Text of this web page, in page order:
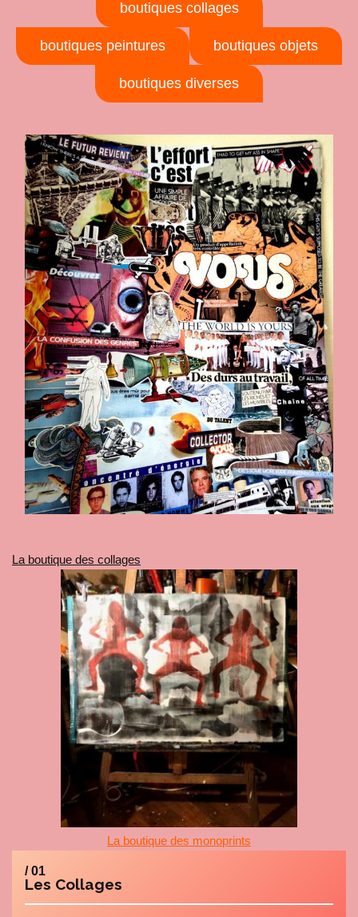
boutiques collages
boutiques peintures boutiques objets
boutiques diverses
La boutique des collages
La boutique des monoprints
/ 01
Les Collages